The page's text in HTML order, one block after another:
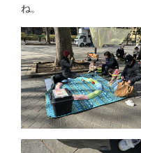
ね。